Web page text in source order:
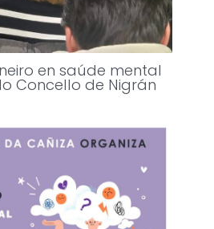
en saúde mental
Concello de Nigrán